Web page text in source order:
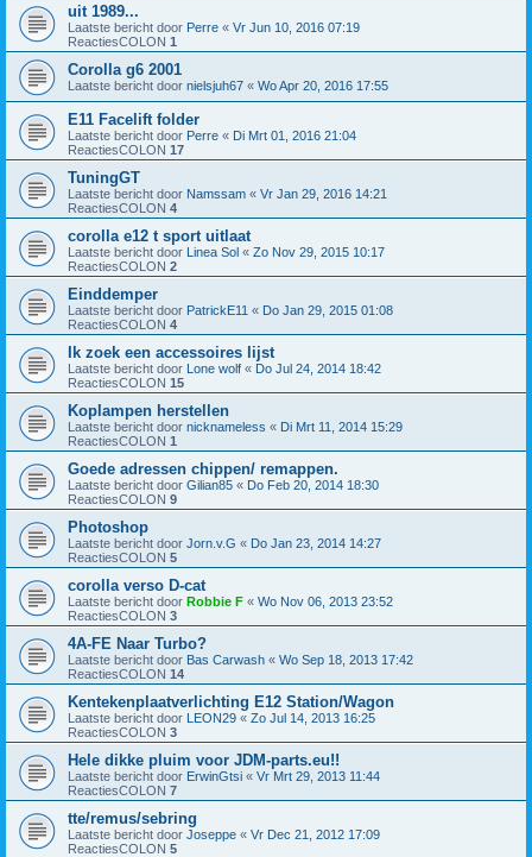
uit 1989...
Laatste bericht door Perre « Vr Jun 10, 2016 07:19
ReactiesCOLON 1
Corolla g6 2001
Laatste bericht door nielsjuh67 « Wo Apr 20, 2016 17:55
E11 Facelift folder
Laatste bericht door Perre « Di Mrt 01, 2016 21:04
ReactiesCOLON 17
TuningGT
Laatste bericht door Namssam « Vr Jan 29, 2016 14:21
ReactiesCOLON 4
corolla e12 t sport uitlaat
Laatste bericht door Linea Sol « Zo Nov 29, 2015 10:17
ReactiesCOLON 2
Einddemper
Laatste bericht door PatrickE11 « Do Jan 29, 2015 01:08
ReactiesCOLON 4
Ik zoek een accessoires lijst
Laatste bericht door Lone wolf « Do Jul 24, 2014 18:42
ReactiesCOLON 15
Koplampen herstellen
Laatste bericht door nicknameless « Di Mrt 11, 2014 15:29
ReactiesCOLON 1
Goede adressen chippen/ remappen.
Laatste bericht door Gilian85 « Do Feb 20, 2014 18:30
ReactiesCOLON 9
Photoshop
Laatste bericht door Jorn.v.G « Do Jan 23, 2014 14:27
ReactiesCOLON 5
corolla verso D-cat
Laatste bericht door Robbie F « Wo Nov 06, 2013 23:52
ReactiesCOLON 3
4A-FE Naar Turbo?
Laatste bericht door Bas Carwash « Wo Sep 18, 2013 17:42
ReactiesCOLON 14
Kentekenplaatverlichting E12 Station/Wagon
Laatste bericht door LEON29 « Zo Jul 14, 2013 16:25
ReactiesCOLON 3
Hele dikke pluim voor JDM-parts.eu!!
Laatste bericht door ErwinGtsi « Vr Mrt 29, 2013 11:44
ReactiesCOLON 7
tte/remus/sebring
Laatste bericht door Joseppe « Vr Dec 21, 2012 17:09
ReactiesCOLON 5